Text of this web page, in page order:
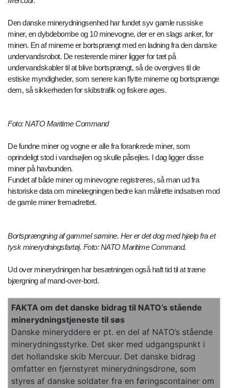
Den danske minerydningsenhed har fundet syv gamle russiske
miner, en dybdebombe og 10 minevogne, der er en slags anker, for
minen. En af minerne er bortsprængt med en ladning fra den danske
undervandsrobot. De resterende miner ligger for tæt på
undervandskabler til at blive bortsprængt, så de overgives til de
estiske myndigheder, som senere kan flytte minerne og bortsprænge
dem, så sikkerheden for skibstrafik og fiskere øges.
Foto: NATO Maritime Command
De fundne miner og vogne er alle fra forankrede miner, som
oprindeligt stod i vandsøjlen og skulle påsejles. I dag ligger disse
miner på havbunden.
Fundet af både miner og minevogne registreres, så man ud fra
historiske data om minelægningen bedre kan målrette indsatsen mod
de gamle miner fremadrettet.
Bortsprængning af gammel sømine. Her er det dog med hjælp fra et
tysk minerydningsfartøj. Foto: NATO Maritime Command.
Ud over minerydningen har besætningen også haft tid til at træne
bjærgning af mand-over-bord.
FAKTA om det danske bidrag til NATO’s stående
minerydningstjeneste til søs
Danske mineryddere er pt. en del af NATO’s stående
minerydningsstyrke. Det sker med udgangspunkt i
det hollandske skib Mercuur. Det danske bidrag
omfatter en fjernstyret minerydningsdrone, som
styres af danske soldater fra en føringscontainer om